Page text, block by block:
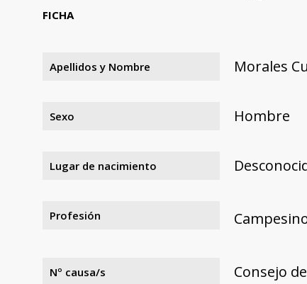
FICHA
Apellidos y Nombre Morales
Sexo Hombre
Lugar de nacimiento
Profesión
Nº causa/s Consejo